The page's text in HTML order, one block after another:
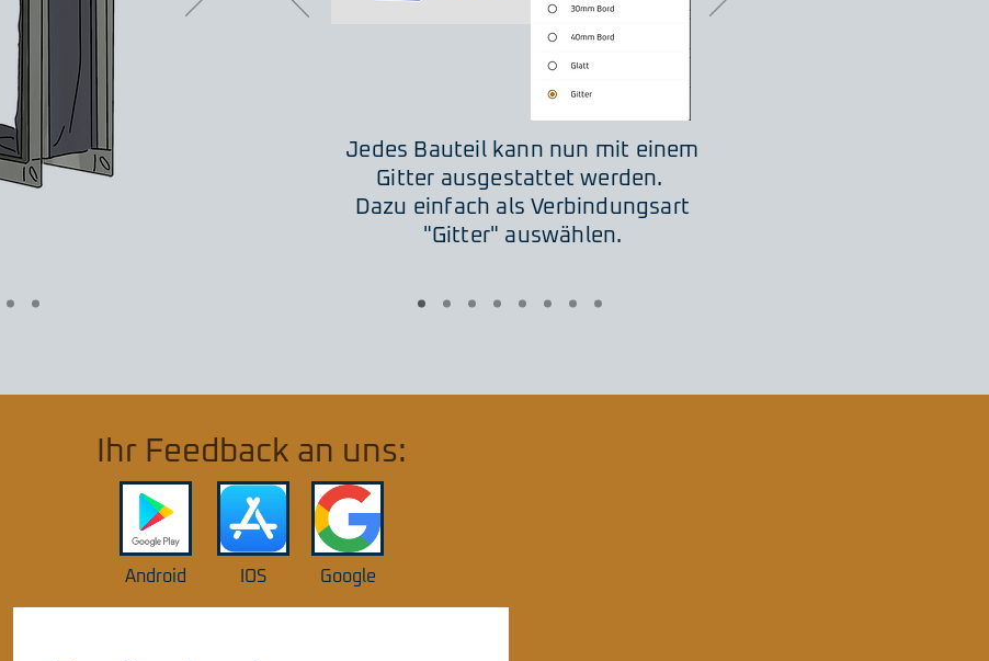
Jedes Bauteil kann nun mit einem
Gitter ausgestattet werden.
Dazu einfach als Verbindungsart
"Gitter" auswählen.
Ihr Feedback an uns:
Android IOS Google